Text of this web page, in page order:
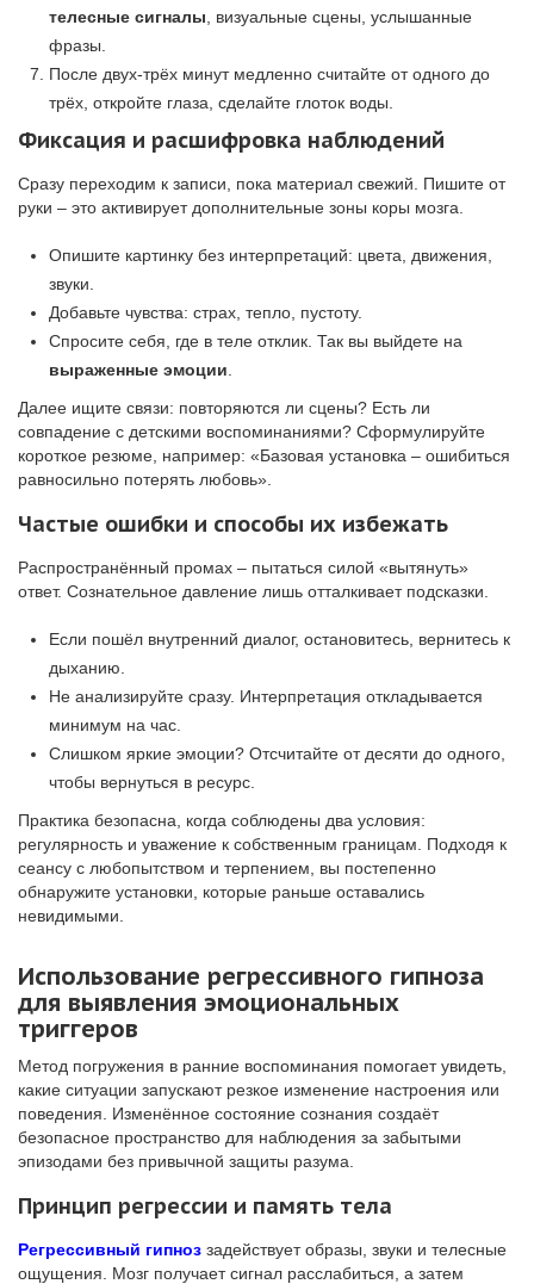
телесные сигналы , визуальные сцены, услышанные
фразы.
После двух-трёх минут медленно считайте от одного до
трёх, откройте глаза, сделайте глоток воды.
Фиксация и расшифровка наблюдений
Сразу переходим к записи, пока материал свежий. Пишите от
руки – это активирует дополнительные зоны коры мозга.
Опишите картинку без интерпретаций: цвета, движения,
звуки.
Добавьте чувства: страх, тепло, пустоту.
Спросите себя, где в теле отклик. Так вы выйдете на
выраженные эмоции
Далее ищите связи: повторяются ли сцены? Есть ли
совпадение с детскими воспоминаниями? Сформулируйте
короткое резюме, например: «Базовая установка – ошибиться
равносильно потерять любовь».
Частые ошибки и способы их избежать
Распространённый промах – пытаться силой «вытянуть»
ответ. Сознательное давление лишь отталкивает подсказки.
Если пошёл внутренний диалог, остановитесь, вернитесь к
дыханию.
Не анализируйте сразу. Интерпретация откладывается
минимум на час.
Слишком яркие эмоции? Отсчитайте от десяти до одного,
чтобы вернуться в ресурс.
Практика безопасна, когда соблюдены два условия:
регулярность и уважение к собственным границам. Подходя к
сеансу с любопытством и терпением, вы постепенно
обнаружите установки, которые раньше оставались
невидимыми.
Использование регрессивного гипноза
для выявления эмоциональных
триггеров
Метод погружения в ранние воспоминания помогает увидеть,
какие ситуации запускают резкое изменение настроения или
поведения. Изменённое состояние сознания создаёт
безопасное пространство для наблюдения за забытыми
эпизодами без привычной защиты разума.
Принцип регрессии и память тела
Регрессивный гипноз задействует образы, звуки и телесные
ощущения. Мозг получает сигнал расслабиться, а затем